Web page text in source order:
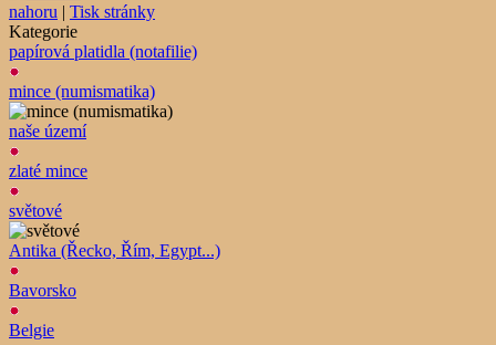
nahoru | Tisk stránky
Kategorie
papírová platidla (notafilie)
mince (numismatika)
naše území
zlaté mince
světové
Antika (Řecko, Řím, Egypt...)
Bavorsko
Belgie